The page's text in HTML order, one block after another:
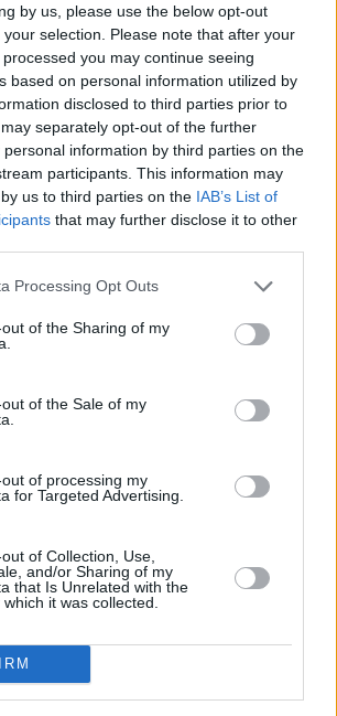
by us, please use the below opt-out
selection. Please note that after your
you may continue seeing
based on personal information utilized by
disclosed to third parties prior to
separately opt-out of the further
information by third parties on the
participants. This information may
us to third parties on the IAB’s List of
that may further disclose it to other
Processing Opt Outs
of the Sharing of my
of the Sale of my
of processing my
for Targeted Advertising.
of Collection, Use,
and/or Sharing of my
that Is Unrelated with the
it was collected.
noche, la verbena en la Caseta
final a la feria de 2014. En las dos
protagonista la música de las
y Mar Salá, en el escenario fijo
de la Virgen de la Paz. Aparte de con
contó con la presencia de
de municipios de la Sierra de Segura.